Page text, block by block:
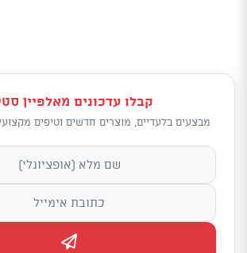
קבלו עדכונים מאלפיין
מבצעים בלעדיים, מוצרים חדשים וטיפים